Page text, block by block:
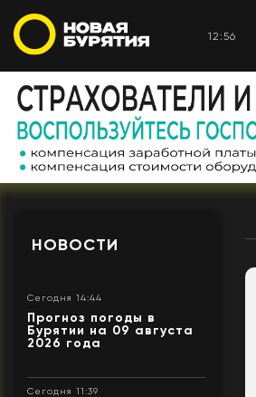
12:56
НОВОСТИ
Сегодня 14:44
Прогноз погоды в
Бурятии на 09 августа
2026 года
Сегодня 11:39